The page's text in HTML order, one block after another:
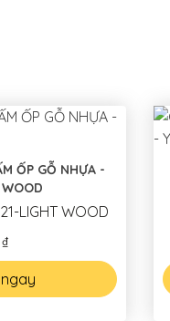
ỐP GỖ NHỰA -
LIGHT WOOD